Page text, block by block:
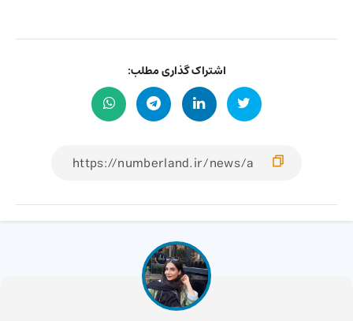
اشتراک گذاری مطلب: